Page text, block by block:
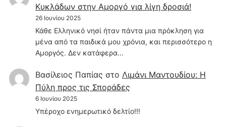
Κυκλάδων στην Αμοργό για λίγη δροσιά!
26 Ιουνίου 2025
Κάθε Ελληνικό νησί ήταν πάντα μια πρόκληση για
μένα από τα παιδικά μου χρόνια, και περισσότερο η
Αμοργός. Δεν κατάφερα…
Βασίλειος Παπίας στο Λιμάνι Μαντουδίου: Η
Πύλη προς τις Σποράδες
6 Ιουνίου 2025
Υπέροχο ενημερωτικό δελτίο!!!